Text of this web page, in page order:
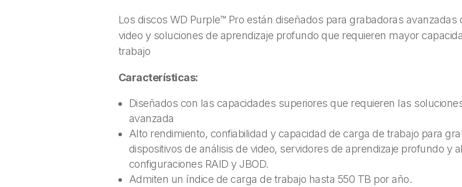
Los discos WD Purple™ Pro están diseñados para grabadoras
video y soluciones de aprendizaje profundo que requieren mayor
trabajo
Características:
Diseñados con las capacidades superiores que requieren las
avanzada
Alto rendimiento, confiabilidad y capacidad de carga de trabajo para
dispositivos de análisis de video, servidores de aprendizaje profundo y
configuraciones RAID y JBOD.
Admiten un índice de carga de trabajo hasta 550 TB por año.